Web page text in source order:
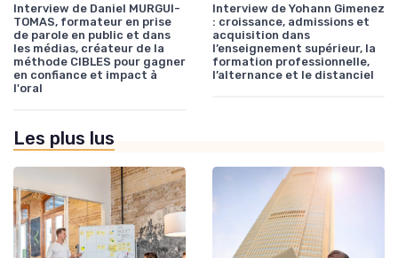
Interview de Daniel MURGUI-
TOMAS, formateur en prise
de parole en public et dans
les médias, créateur de la
méthode CIBLES pour gagner
en confiance et impact à
l'oral
Interview de Yohann Gimenez
: croissance, admissions et
acquisition dans
l’enseignement supérieur, la
formation professionnelle,
l’alternance et le distanciel
Les plus lus